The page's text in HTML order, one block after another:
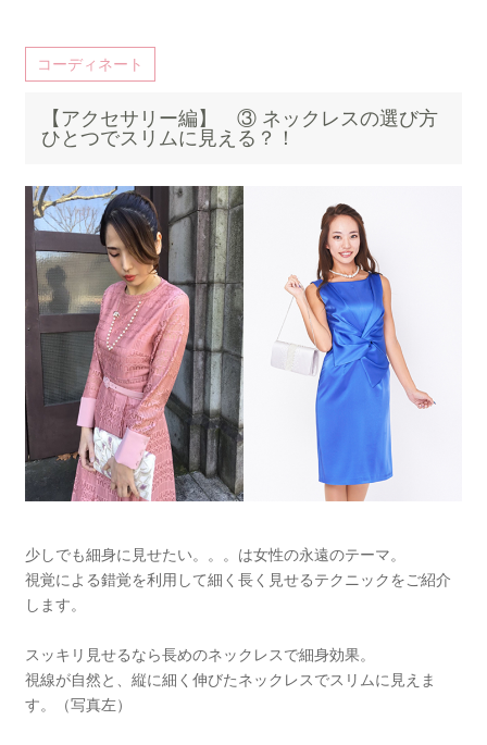
コーディネート
【アクセサリー編】 ③ ネックレスの選び方
ひとつでスリムに見える？！
少しでも細身に見せたい。。。は女性の永遠のテーマ。
視覚による錯覚を利用して細く長く見せるテクニックをご紹介
します。
スッキリ見せるなら長めのネックレスで細身効果。
視線が自然と、縦に細く伸びたネックレスでスリムに見えま
す。（写真左）